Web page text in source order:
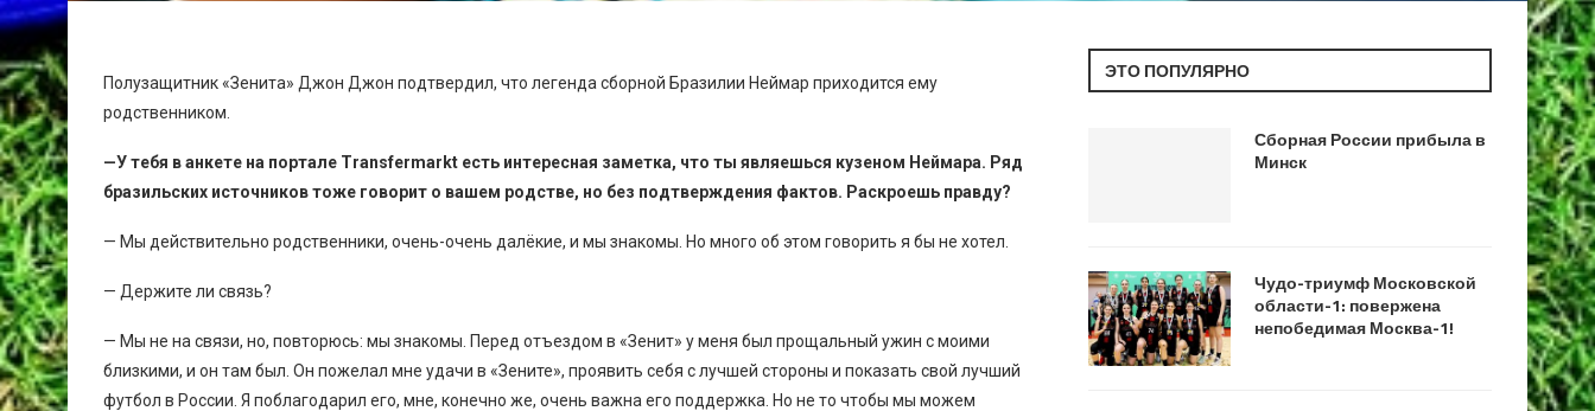
Полузащитник «Зенита» Джон Джон подтвердил, что легенда сборной Бразилии Неймар приходится ему
родственником.
—У тебя в анкете на портале Transfermarkt есть интересная заметка, что ты являешься кузеном Неймара. Ряд
бразильских источников тоже говорит о вашем родстве, но без подтверждения фактов. Раскроешь правду?
— Мы действительно родственники, очень-очень далёкие, и мы знакомы. Но много об этом говорить я бы не хотел.
— Держите ли связь?
— Мы не на связи, но, повторюсь: мы знакомы. Перед отъездом в «Зенит» у меня был прощальный ужин с моими
близкими, и он там был. Он пожелал мне удачи в «Зените», проявить себя с лучшей стороны и показать свой лучший
футбол в России. Я поблагодарил его, мне, конечно же, очень важна его поддержка. Но не то чтобы мы можем
ЭТО ПОПУЛЯРНО
Сборная России прибыла в
Минск
Чудо-триумф Московской
области-1: повержена
непобедимая Москва-1!